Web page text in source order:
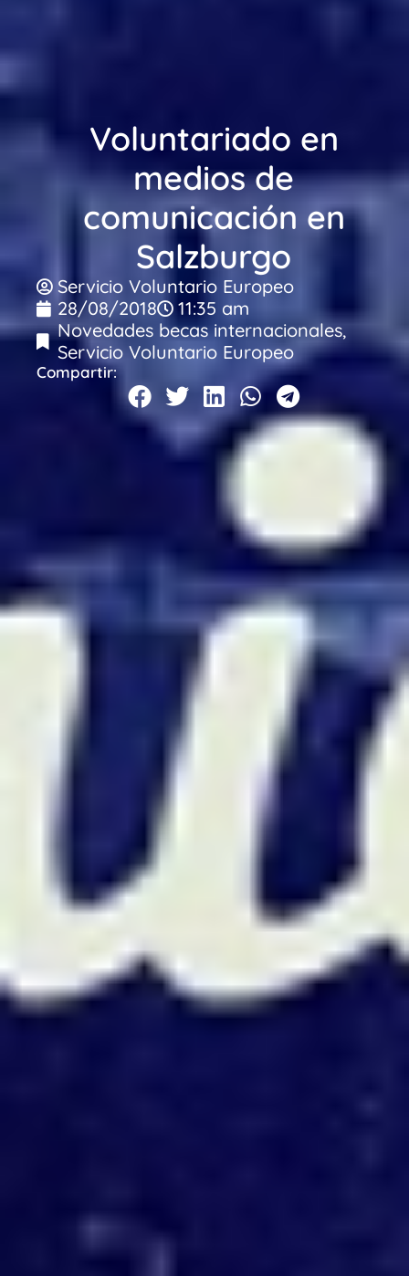
Voluntariado en
medios de
comunicación en
Salzburgo
Servicio Voluntario Europeo
28/08/2018
11:35 am
Novedades becas internacionales,
Servicio Voluntario Europeo
Compartir: